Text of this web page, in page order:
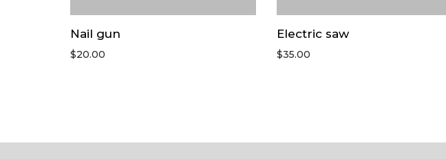
Nail gun
$20.00
Electric saw
$35.00